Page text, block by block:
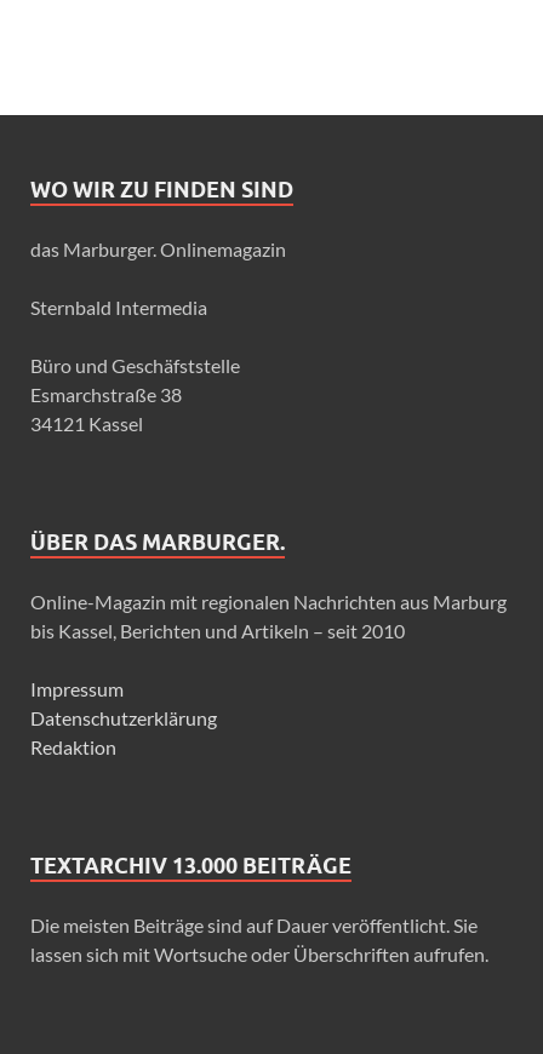
WO WIR ZU FINDEN SIND
das Marburger. Onlinemagazin
Sternbald Intermedia
Büro und Geschäfststelle
Esmarchstraße 38
34121 Kassel
ÜBER DAS MARBURGER.
Online-Magazin mit regionalen Nachrichten aus Marburg
bis Kassel, Berichten und Artikeln – seit 2010
Impressum
Datenschutzerklärung
Redaktion
TEXTARCHIV 13.000 BEITRÄGE
Die meisten Beiträge sind auf Dauer veröffentlicht. Sie
lassen sich mit Wortsuche oder Überschriften aufrufen.